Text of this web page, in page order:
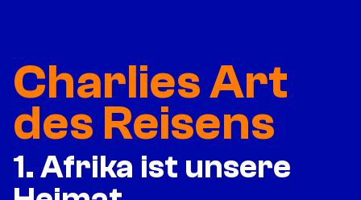
Charlies Art
des Reisens
1. Afrika ist unsere